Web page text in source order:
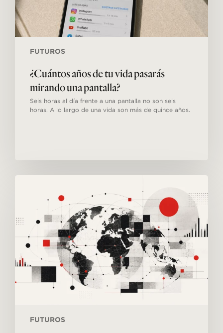
FUTUROS
¿Cuántos años de tu vida pasarás
mirando una pantalla?
Seis horas al día frente a una pantalla no son seis
horas. A lo largo de una vida son más de quince años.
FUTUROS
Globalización